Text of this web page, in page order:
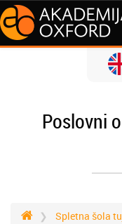
Poslovni
Spletna šola